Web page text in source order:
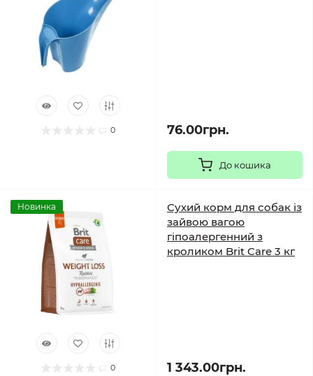
0 76.00грн.
До кошика
Новинка
0
Сухий корм для собак із
зайвою вагою
гіпоалергенний з
кроликом Brit Care 3 кг
1 343.00грн.